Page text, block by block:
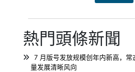
熱門頭條新聞
7 月版号发放规模创年内新高，
量发展清晰风向